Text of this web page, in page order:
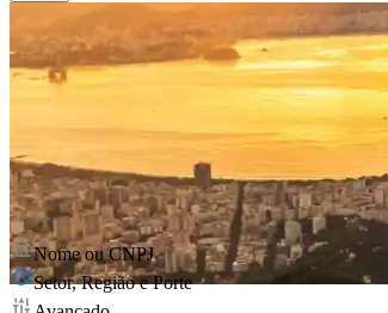
Nome ou CNPJ
Setor, Região e Porte